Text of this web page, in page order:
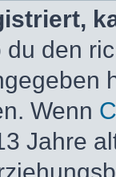
den
Wenn
Jahre